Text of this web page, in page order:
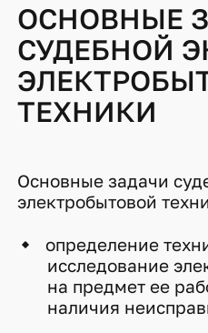
ОСНОВНЫЕ
СУДЕБНОЙ
ТЕХНИКИ
Основные задачи
электробытовой
определение
исследование
на предмет ее
наличия